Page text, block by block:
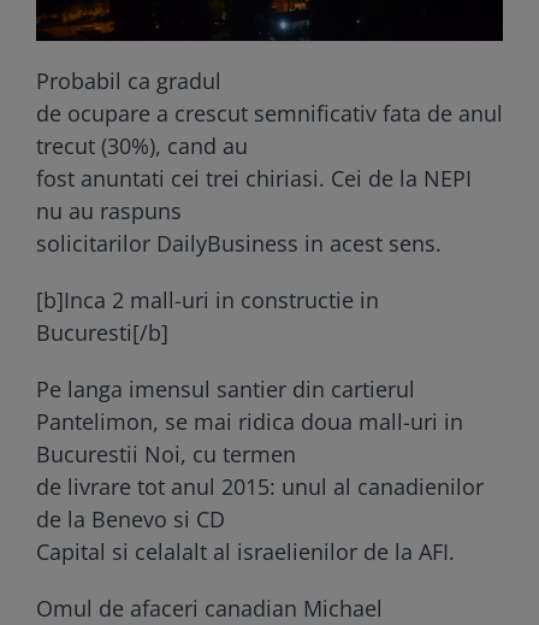
Probabil ca gradul
de ocupare a crescut semnificativ fata de anul
trecut (30%), cand au
fost anuntati cei trei chiriasi. Cei de la NEPI
nu au raspuns
solicitarilor DailyBusiness in acest sens.
[b]Inca 2 mall-uri in constructie in
Bucuresti[/b]
Pe langa imensul santier din cartierul
Pantelimon, se mai ridica doua mall-uri in
Bucurestii Noi, cu termen
de livrare tot anul 2015: unul al canadienilor
de la Benevo si CD
Capital si celalalt al israelienilor de la AFI.
Omul de afaceri canadian Michael